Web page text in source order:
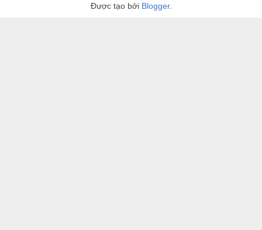
Được tạo bởi Blogger.